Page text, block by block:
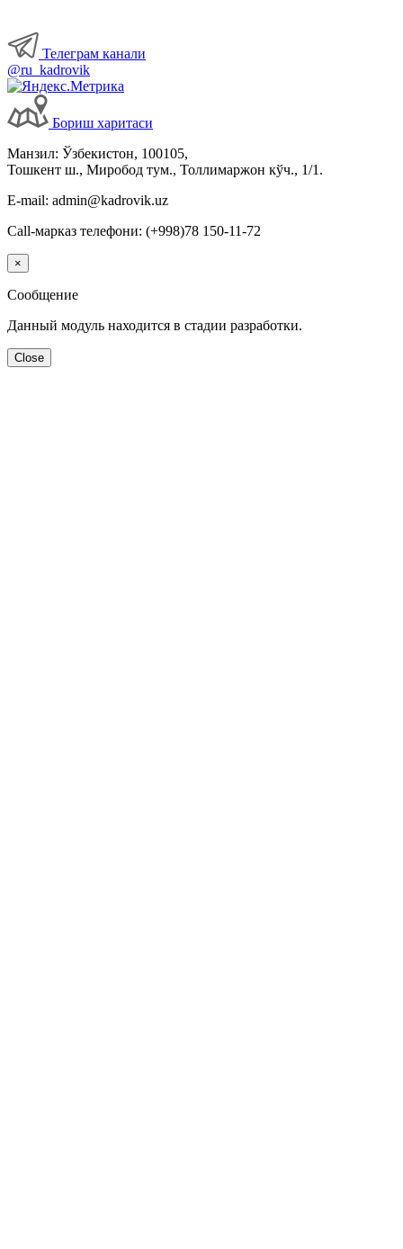
Телеграм канали
@ru_kadrovik
Бориш харитаси
Манзил: Ўзбекистон, 100105,
Тошкент ш., Миробод тум., Толлимаржон кўч., 1/1.
E-mail: admin@kadrovik.uz
Call-марказ телефони: (+998)78 150-11-72
×
Сообщение
Данный модуль находится в стадии разработки.
Close